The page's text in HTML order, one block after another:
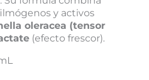
y activos
oleracea (tensor
(efecto frescor).